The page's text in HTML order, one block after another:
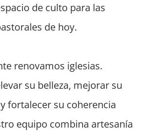
de culto para las
de hoy.
renovamos iglesias.
su belleza, mejorar su
fortalecer su coherencia
equipo combina artesanía